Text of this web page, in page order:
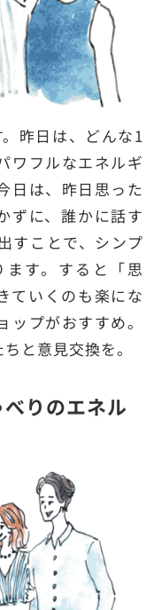
昨日は、どんな1
ワフルなエネルギ
日は、昨日思った
ずに、誰かに話す
すことで、シンプ
す。すると「思
ていくのも楽にな
プがおすすめ。
と意見交換を。
りのエネル